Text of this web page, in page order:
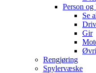
Person og
Se
Gir
Rengjøring
Spylervæske